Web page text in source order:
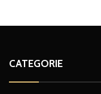
CATEGORIE